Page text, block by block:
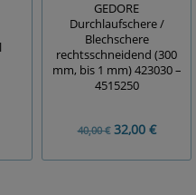
GEDORE
Durchlaufschere /
Blechschere
rechtsschneidend (300
mm, bis 1 mm) 423030 –
4515250
40,00 €32,00 €